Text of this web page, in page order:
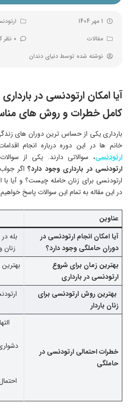
1 مهر 1404
مقالات
0 نظر کاربران
نوشته شده توسط دنیای دندان
آیا امکان ارتودنسی در
کامل خطرات و روش‌ های
بارداری یکی از حساس ‌ترین دوران‌ های
خانم ها در این دوره درباره انجام
ارتودنسی، سوالاتی دارند. یکی از
ارتودنسی در بارداری وجود دارد؟ اگر
ارتودنسی برای زنان حامله چیست؟ و آیا با
در این مقاله به تمام این سوالات پاسخ
عناوین
آیا امکان انجام ارتودنسی در
دوران حاملگی وجود دارد؟
بله
زنان
بهترین زمان برای شروع
ارتودنسی در بارداری
بهترین روش ارتودنسی برای
زنان باردار
خطرات احتمالی ارتودنسی در
حاملگی